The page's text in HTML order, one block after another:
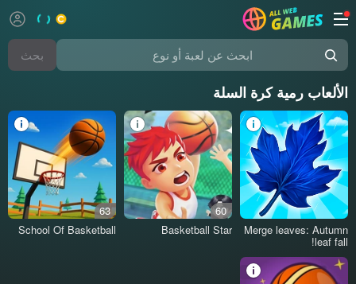
ابحث عن لعبة أو نوع بحث
الألعاب رمية كرة السلة
Merge leaves: Autumn
leaf fall!
60
Basketball Star
63
School Of Basketball